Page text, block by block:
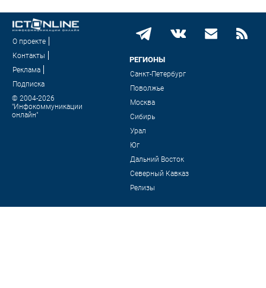
О проекте
Контакты
Реклама
Подписка
© 2004-2026
"Инфокоммуникации
онлайн"
РЕГИОНЫ
Санкт-Петербург
Поволжье
Москва
Сибирь
Урал
Юг
Дальний Восток
Северный Кавказ
Релизы